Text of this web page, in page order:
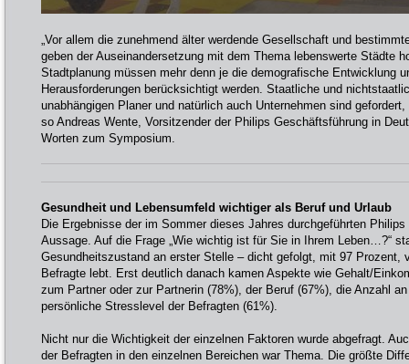
„Vor allem die zunehmend älter werdende Gesellschaft und
geben der Auseinandersetzung mit dem Thema lebenswerte Städte
Stadtplanung müssen mehr denn je die demografische Entwicklung
Herausforderungen berücksichtigt werden. Staatliche und
unabhängigen Planer und natürlich auch Unternehmen sind
so Andreas Wente, Vorsitzender der Philips Geschäftsführung in
Worten zum Symposium.
Gesundheit und Lebensumfeld wichtiger als Beruf und Urlaub
Die Ergebnisse der im Sommer dieses Jahres durchgeführten
Aussage. Auf die Frage „Wie wichtig ist für Sie in Ihrem Leben…?“
Gesundheitszustand an erster Stelle – dicht gefolgt, mit 97 Prozent,
Befragte lebt. Erst deutlich danach kamen Aspekte wie Gehalt/
zum Partner oder zur Partnerin (78%), der Beruf (67%), die Anzahl
persönliche Stresslevel der Befragten (61%).
Nicht nur die Wichtigkeit der einzelnen Faktoren wurde abgefragt.
der Befragten in den einzelnen Bereichen war Thema. Die größte